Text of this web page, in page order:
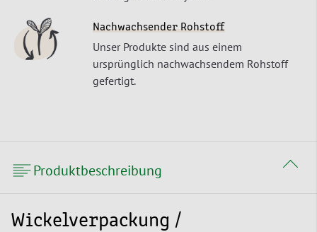
Nachwachsender Rohstoff
Unser Produkte sind aus einem
ursprünglich nachwachsendem Rohstoff
gefertigt.
Produktbeschreibung
Wickelverpackung /